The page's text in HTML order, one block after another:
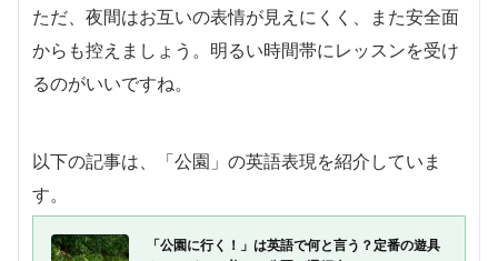
ただ、夜間はお互いの表情が見えにくく、また安全面
からも控えましょう。明るい時間帯にレッスンを受け
るのがいいですね。
以下の記事は、「公園」の英語表現を紹介していま
す。
「公園に行く！」は英語で何と言う？定番の遊具